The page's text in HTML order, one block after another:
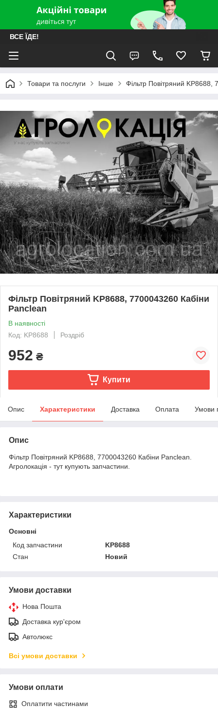
ВСЕ ЇДЕ!
Товари та послуги Інше Фільтр Повітряний KP8688,
Фільтр Повітряний KP8688, 7700043260 Кабіни
Panclean
В наявності
Код: KP8688
Роздріб
952 ₴
Купити
Опис Характеристики Доставка Оплата Умови
Опис
Фільтр Повітряний KP8688, 7700043260 Кабіни Panclean.
Агролокація - тут купують запчастини.
Характеристики
Основні
Код запчастини
KP8688
Стан
Новий
Умови доставки
Нова Пошта
Доставка кур'єром
Автолюкс
Всі умови доставки
Умови оплати
Оплатити частинами